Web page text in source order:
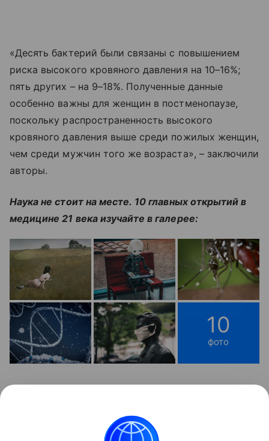
«Десять бактерий были связаны с повышением
риска высокого кровяного давления на 10–16%;
пять других – на 9–18%. Полученные данные
особенно важны для женщин в постменопаузе,
поскольку распространенность высокого
кровяного давления выше среди пожилых женщин,
чем среди мужчин того же возраста», – заключили
авторы.
Наука не стоит на месте. 10 главных открытий в
медицине 21 века изучайте в галерее:
10
фото
Читайте также:11 случаев, когда нужно срочно